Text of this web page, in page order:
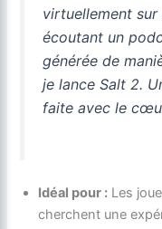
virtuellement
écoutant un
générée de
je lanceSalt 2.
faite avec le
Idéal pour : Les
cherchent une